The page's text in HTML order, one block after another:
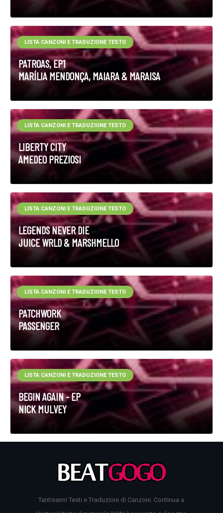
PATROAS, EP1
MARÍLIA MENDONÇA, MAIARA & MARAISA
LISTA CANZONI E TRADUZIONE TESTO
LIBERTY CITY
AMEDEO PREZIOSI
LISTA CANZONI E TRADUZIONE TESTO
LEGENDS NEVER DIE
JUICE WRLD & MARSHMELLO
LISTA CANZONI E TRADUZIONE TESTO
PATCHWORK
PASSENGER
LISTA CANZONI E TRADUZIONE TESTO
BEGIN AGAIN - EP
NICK MULVEY
LISTA CANZONI E TRADUZIONE TESTO
Tantissimi Testi e Traduzioni di Canzoni. Continua a